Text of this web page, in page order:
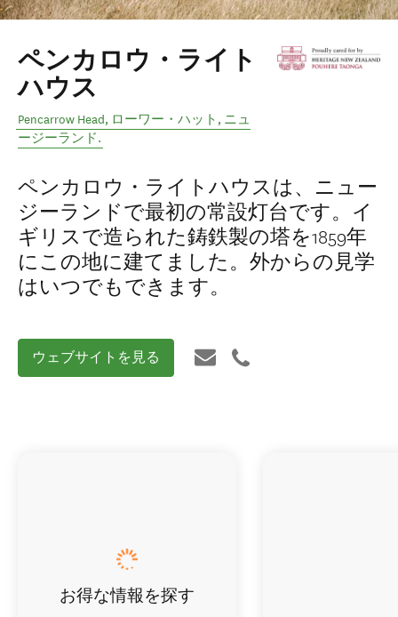
ペンカロウ・ライト
ハウス
Pencarrow Head, ローワー・ハット , ニュ
ージーランド.
ペンカロウ・ライトハウスは、ニュー
ジーランドで最初の常設灯台です。イ
ギリスで造られた鋳鉄製の塔を1859年
にこの地に建てました。外からの見学
はいつでもできます。
ウェブサイトを見る
お得な情報を探す